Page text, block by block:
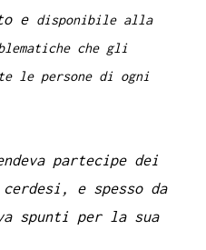
e disponibile alla
che gli
le persone di ogni
partecipe dei
e spesso da
spunti per la sua